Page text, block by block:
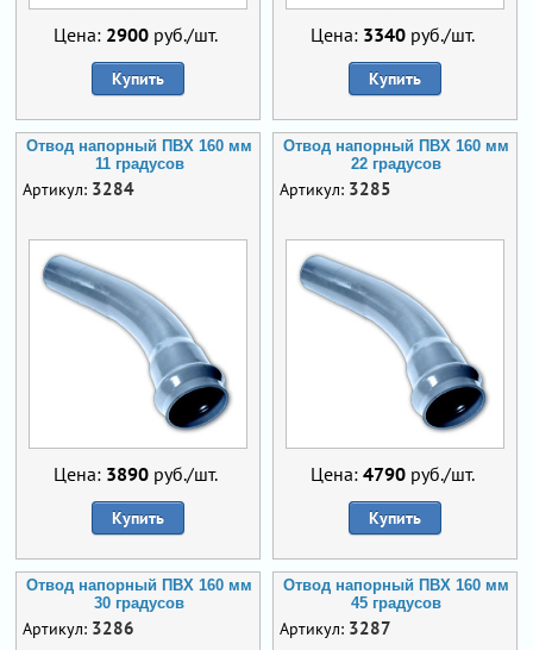
Цена: 2900руб./шт.
Купить
Цена: 3340руб./шт.
Купить
Отвод напорный ПВХ 160 мм
11 градусов
Артикул: 3284
Цена: 3890руб./шт.
Купить
Отвод напорный ПВХ 160 мм
22 градусов
Артикул: 3285
Цена: 4790руб./шт.
Купить
Отвод напорный ПВХ 160 мм
30 градусов
Артикул: 3286
Отвод напорный ПВХ 160 мм
45 градусов
Артикул: 3287